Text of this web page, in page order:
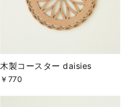
木製コースター daisies
￥770